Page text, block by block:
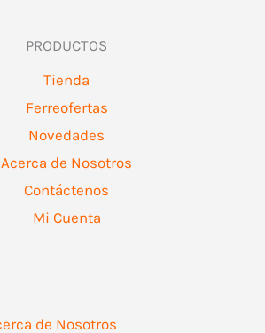
PRODUCTOS
Tienda
Ferreofertas
Novedades
Acerca de Nosotros
Contáctenos
Mi Cuenta
de Nosotros